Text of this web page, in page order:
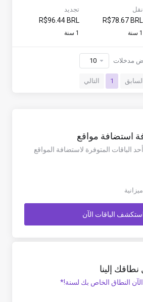
نقل
R$78.67 BRL
1 سنة
تجديد
R$96.44 BRL
1 سنة
السابق 1 التالي
مدخلات
استضافة مواقع
الباقات المتوفرة لاستضافة المواقع
الباقات الآن
نطاقك إلينا
النطاق الخاص بك لسنة!*